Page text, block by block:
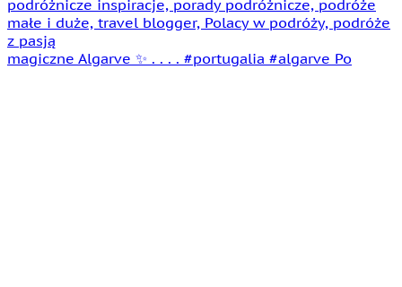
magiczne Algarve ✨ . . . . #portugalia #algarve Po